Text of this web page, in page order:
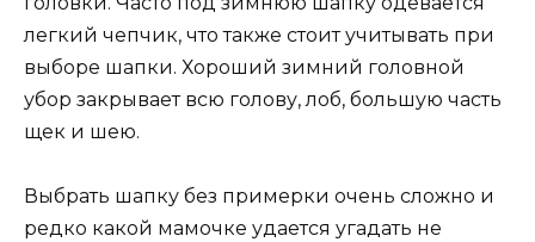
легкий чепчик, что также стоит учитывать при
выборе шапки. Хороший зимний головной
убор закрывает всю голову, лоб, большую часть
щек и шею.
Выбрать шапку без примерки очень сложно и
редко какой мамочке удается угадать не